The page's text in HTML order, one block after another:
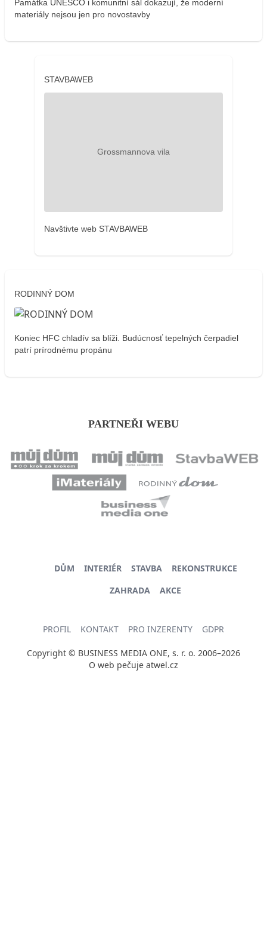
Památka UNESCO i komunitní sál dokazují, že moderní
materiály nejsou jen pro novostavby
STAVBAWEB
Navštivte web STAVBAWEB
RODINNÝ DOM
Koniec HFC chladív sa blíži. Budúcnosť tepelných čerpadiel
patrí prírodnému propánu
PARTNEŘI WEBU
DŮM INTERIÉR STAVBA
REKONSTRUKCE
ZAHRADA
AKCE
PROFIL KONTAKT PRO INZERENTY GDPR
Copyright © BUSINESS MEDIA ONE, s. r. o. 2006–2026